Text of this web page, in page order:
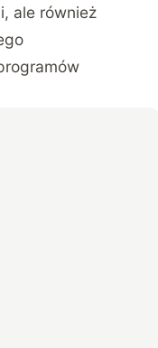
ale również